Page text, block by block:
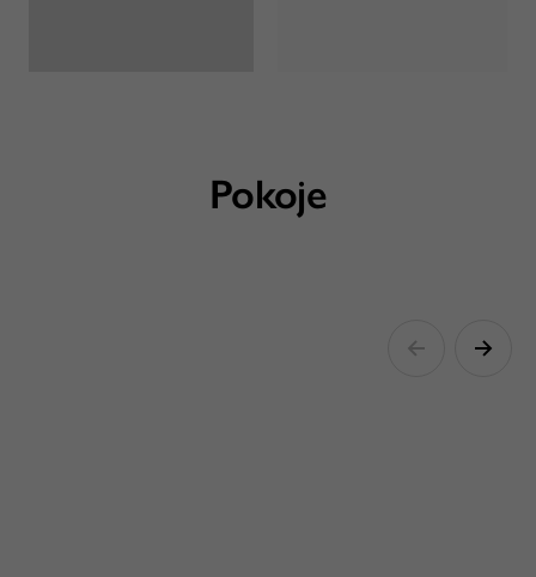
Pokoje